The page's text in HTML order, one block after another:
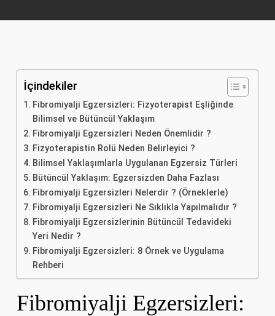
İçindekiler
Fibromiyalji Egzersizleri: Fizyoterapist Eşliğinde
Bilimsel ve Bütüncül Yaklaşım
Fibromiyalji Egzersizleri Neden Önemlidir ?
Fizyoterapistin Rolü Neden Belirleyici ?
Bilimsel Yaklaşımlarla Uygulanan Egzersiz Türleri
Bütüncül Yaklaşım: Egzersizden Daha Fazlası
Fibromiyalji Egzersizleri Nelerdir ? (Örneklerle)
Fibromiyalji Egzersizleri Ne Sıklıkla Yapılmalıdır ?
Fibromiyalji Egzersizlerinin Bütüncül Tedavideki
Yeri Nedir ?
Fibromiyalji Egzersizleri: 8 Örnek ve Uygulama
Rehberi
Fibromiyalji Egzersizleri: